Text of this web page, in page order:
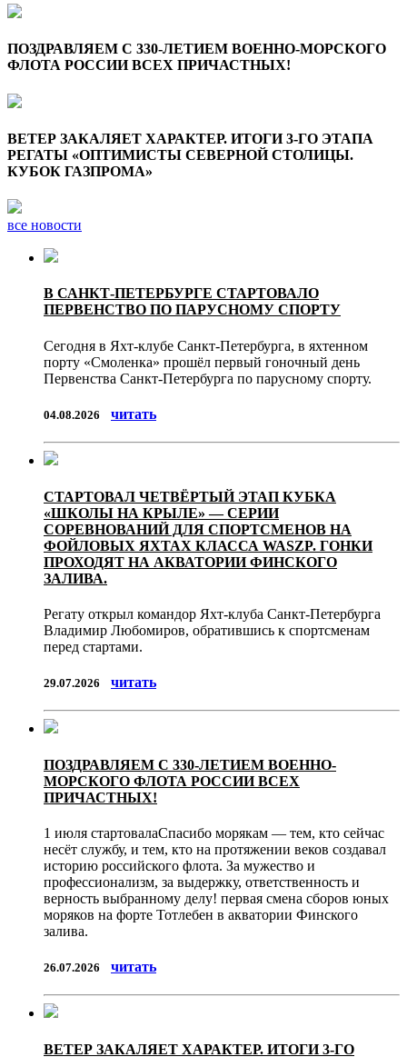
ПОЗДРАВЛЯЕМ С 330-ЛЕТИЕМ ВОЕННО-МОРСКОГО
ФЛОТА РОССИИ ВСЕХ ПРИЧАСТНЫХ!
ВЕТЕР ЗАКАЛЯЕТ ХАРАКТЕР. ИТОГИ 3-ГО ЭТАПА
РЕГАТЫ «ОПТИМИСТЫ СЕВЕРНОЙ СТОЛИЦЫ.
КУБОК ГАЗПРОМА»
все новости
В САНКТ-ПЕТЕРБУРГЕ СТАРТОВАЛО
ПЕРВЕНСТВО ПО ПАРУСНОМУ СПОРТУ
Сегодня в Яхт-клубе Санкт-Петербурга, в яхтенном
порту «Смоленка» прошёл первый гоночный день
Первенства Санкт-Петербурга по парусному спорту.
04.08.2026 читать
СТАРТОВАЛ ЧЕТВЁРТЫЙ ЭТАП КУБКА
«ШКОЛЫ НА КРЫЛЕ» — СЕРИИ
СОРЕВНОВАНИЙ ДЛЯ СПОРТСМЕНОВ НА
ФОЙЛОВЫХ ЯХТАХ КЛАССА WASZP. ГОНКИ
ПРОХОДЯТ НА АКВАТОРИИ ФИНСКОГО
ЗАЛИВА.
Регату открыл командор Яхт-клуба Санкт-Петербурга
Владимир Любомиров, обратившись к спортсменам
перед стартами.
29.07.2026 читать
ПОЗДРАВЛЯЕМ С 330-ЛЕТИЕМ ВОЕННО-
МОРСКОГО ФЛОТА РОССИИ ВСЕХ
ПРИЧАСТНЫХ!
1 июля стартовалаСпасибо морякам — тем, кто сейчас
несёт службу, и тем, кто на протяжении веков создавал
историю российского флота. За мужество и
профессионализм, за выдержку, ответственность и
верность выбранному делу! первая смена сборов юных
моряков на форте Тотлебен в акватории Финского
залива.
26.07.2026 читать
ВЕТЕР ЗАКАЛЯЕТ ХАРАКТЕР. ИТОГИ 3-ГО